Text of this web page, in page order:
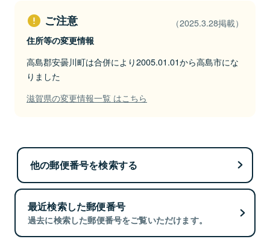
ご注意 （2025.3.28掲載）
住所等の変更情報
高島郡安曇川町は合併により2005.01.01から高島市にな
りました
滋賀県の変更情報一覧 はこちら
他の郵便番号を検索する
最近検索した郵便番号
過去に検索した郵便番号をご覧いただけます。